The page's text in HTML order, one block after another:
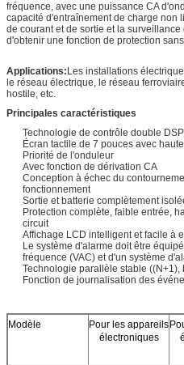
fréquence, avec une puissance CA
capacité d'entraînement de charge non
de courant et de sortie et la
d'obtenir une fonction de protection
Applications:Les installations
le réseau électrique, le réseau
hostile, etc.
Principales caractéristiques
Technologie de contrôle double
Écran tactile de 7 pouces avec
Priorité de l'onduleur
Avec fonction de dérivation CA
Conception à échec du
fonctionnement
Sortie et batterie complètement
Protection complète, faible entrée,
circuit
Affichage LCD intelligent et facile à
Le système d'alarme doit être
fréquence (VAC) et d'un système
Technologie parallèle stable ((N+1),
Fonction de journalisation des
Modèle
Pour les appareils
électroniques